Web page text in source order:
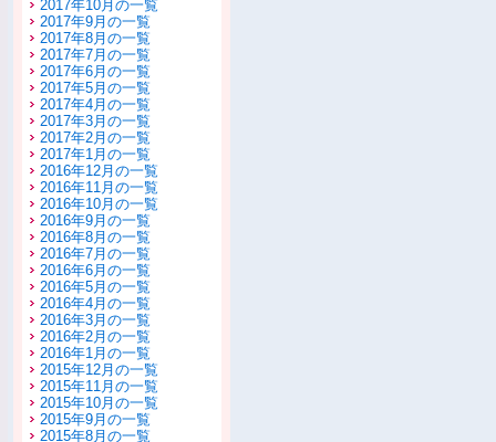
2017年10月の一覧
2017年9月の一覧
2017年8月の一覧
2017年7月の一覧
2017年6月の一覧
2017年5月の一覧
2017年4月の一覧
2017年3月の一覧
2017年2月の一覧
2017年1月の一覧
2016年12月の一覧
2016年11月の一覧
2016年10月の一覧
2016年9月の一覧
2016年8月の一覧
2016年7月の一覧
2016年6月の一覧
2016年5月の一覧
2016年4月の一覧
2016年3月の一覧
2016年2月の一覧
2016年1月の一覧
2015年12月の一覧
2015年11月の一覧
2015年10月の一覧
2015年9月の一覧
2015年8月の一覧